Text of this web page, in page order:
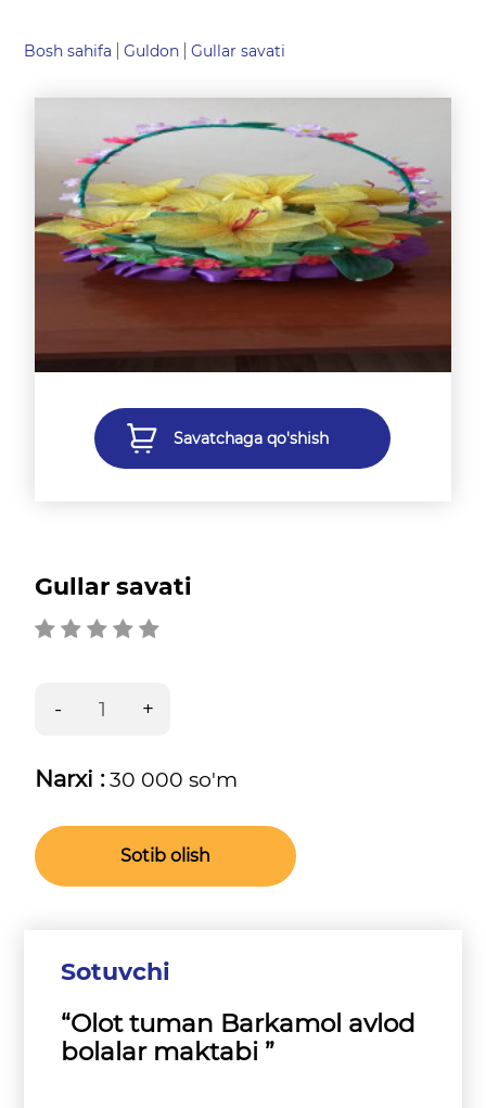
Bosh sahifa Guldon Gullar savati
Savatchaga qo'shish
Gullar savati
Narxi :30 000 so'm
Sotib olish
Sotuvchi
“Olot tuman Barkamol avlod
bolalar maktabi ”